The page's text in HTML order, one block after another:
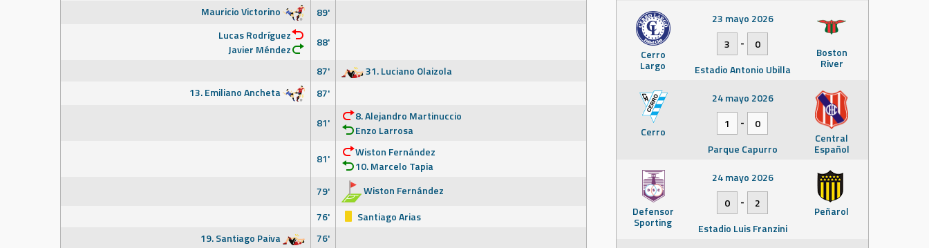
Mauricio Victorino
89'
Lucas Rodríguez
Javier Méndez
88'
87'
31. Luciano Olaizola
13. Emiliano Ancheta
87'
81'
8. Alejandro Martinuccio
Enzo Larrosa
81'
Wiston Fernández
10. Marcelo Tapia
79'
Wiston Fernández
76'
Santiago Arias
19. Santiago Paiva
76'
Cerro
Largo
Boston
River
23 mayo 2026
3
-
0
Estadio Antonio Ubilla
Cerro Central
Español
24 mayo 2026
1
-
0
Parque Capurro
Defensor
Sporting
Peñarol
24 mayo 2026
0
-
2
Estadio Luis Franzini